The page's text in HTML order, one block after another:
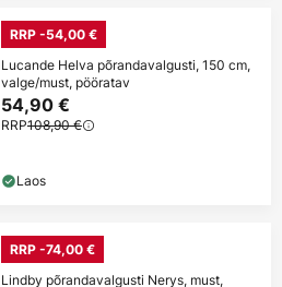
RRP -54,00 €
Lucande Helva põrandavalgusti, 150 cm,
valge/must, pööratav
54,90 €
RRP108,90 €
Laos
RRP -74,00 €
Lindby põrandavalgusti Nerys, must,